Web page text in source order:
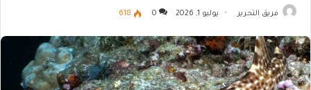
فريق التحرير يوليو 1, 2026 0
618